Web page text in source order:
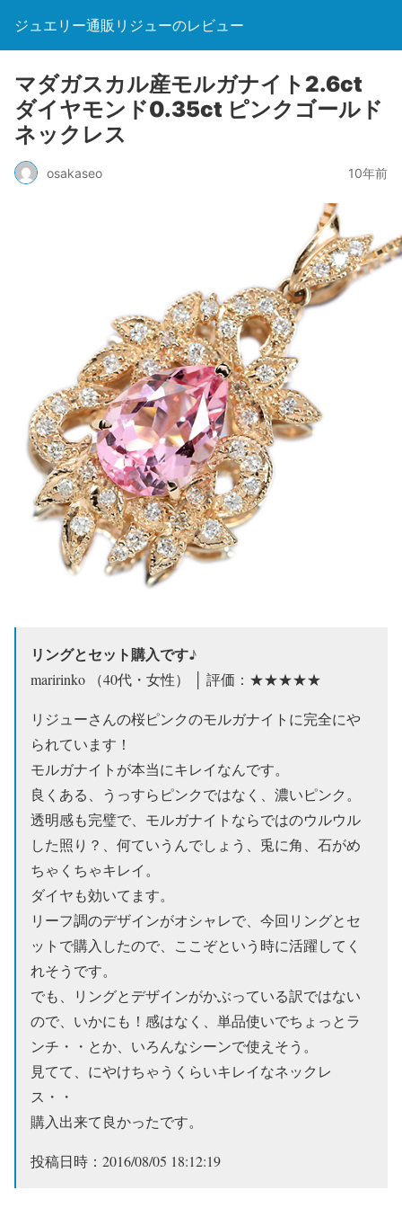
ジュエリー通販リジューのレビュー
マダガスカル産モルガナイト2.6ct
ダイヤモンド0.35ct ピンクゴールド
ネックレス
osakaseo 10年前
リングとセット購入です♪
maririnko （40代・女性） │ 評価：★★★★★
リジューさんの桜ピンクのモルガナイトに完全にや
られています！
モルガナイトが本当にキレイなんです。
良くある、うっすらピンクではなく、濃いピンク。
透明感も完璧で、モルガナイトならではのウルウル
した照り？、何ていうんでしょう、兎に角、石がめ
ちゃくちゃキレイ。
ダイヤも効いてます。
リーフ調のデザインがオシャレで、今回リングとセ
ットで購入したので、ここぞという時に活躍してく
れそうです。
でも、リングとデザインがかぶっている訳ではない
ので、いかにも！感はなく、単品使いでちょっとラ
ンチ・・とか、いろんなシーンで使えそう。
見てて、にやけちゃうくらいキレイなネックレ
ス・・
購入出来て良かったです。
投稿日時：2016/08/05 18:12:19